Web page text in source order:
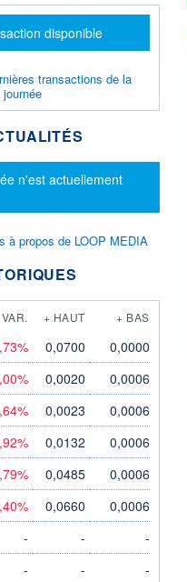
disponible
transactions de la
journée
n'est actuellement
à propos de LOOP MEDIA
VAR. + HAUT + BAS
0,0700
0,0000
0,0020
0,0006
0,0023
0,0006
0,0132
0,0006
0,0485
0,0006
0,0660
0,0006
- -
-
- -
-